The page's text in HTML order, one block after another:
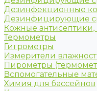
Дезинфекционные
Дезинфицирующие
Кожные антисептики,
Термометры
Гигрометры
Измерители
Пирометры
Вспомогательные
Химия для бассейнов